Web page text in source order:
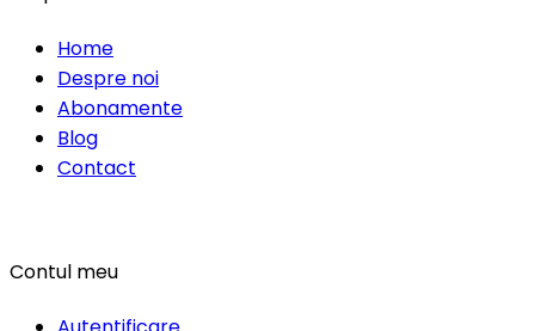
Home
Despre noi
Abonamente
Blog
Contact
Contul meu